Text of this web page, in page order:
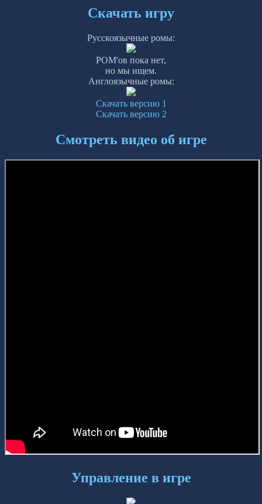
Скачать игру
Русскоязычные ромы:
РОМ'ов пока нет,
но мы ищем.
Англоязычные ромы:
Скачать версию 1
Скачать версию 2
Смотреть видео об игре
Управление в игре